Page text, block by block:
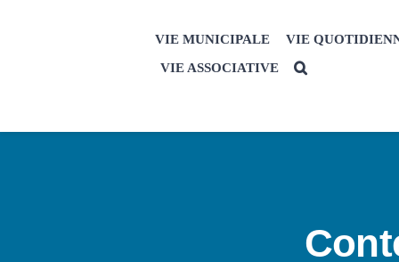
VIE MUNICIPALE VIE
VIE ASSOCIATIVE